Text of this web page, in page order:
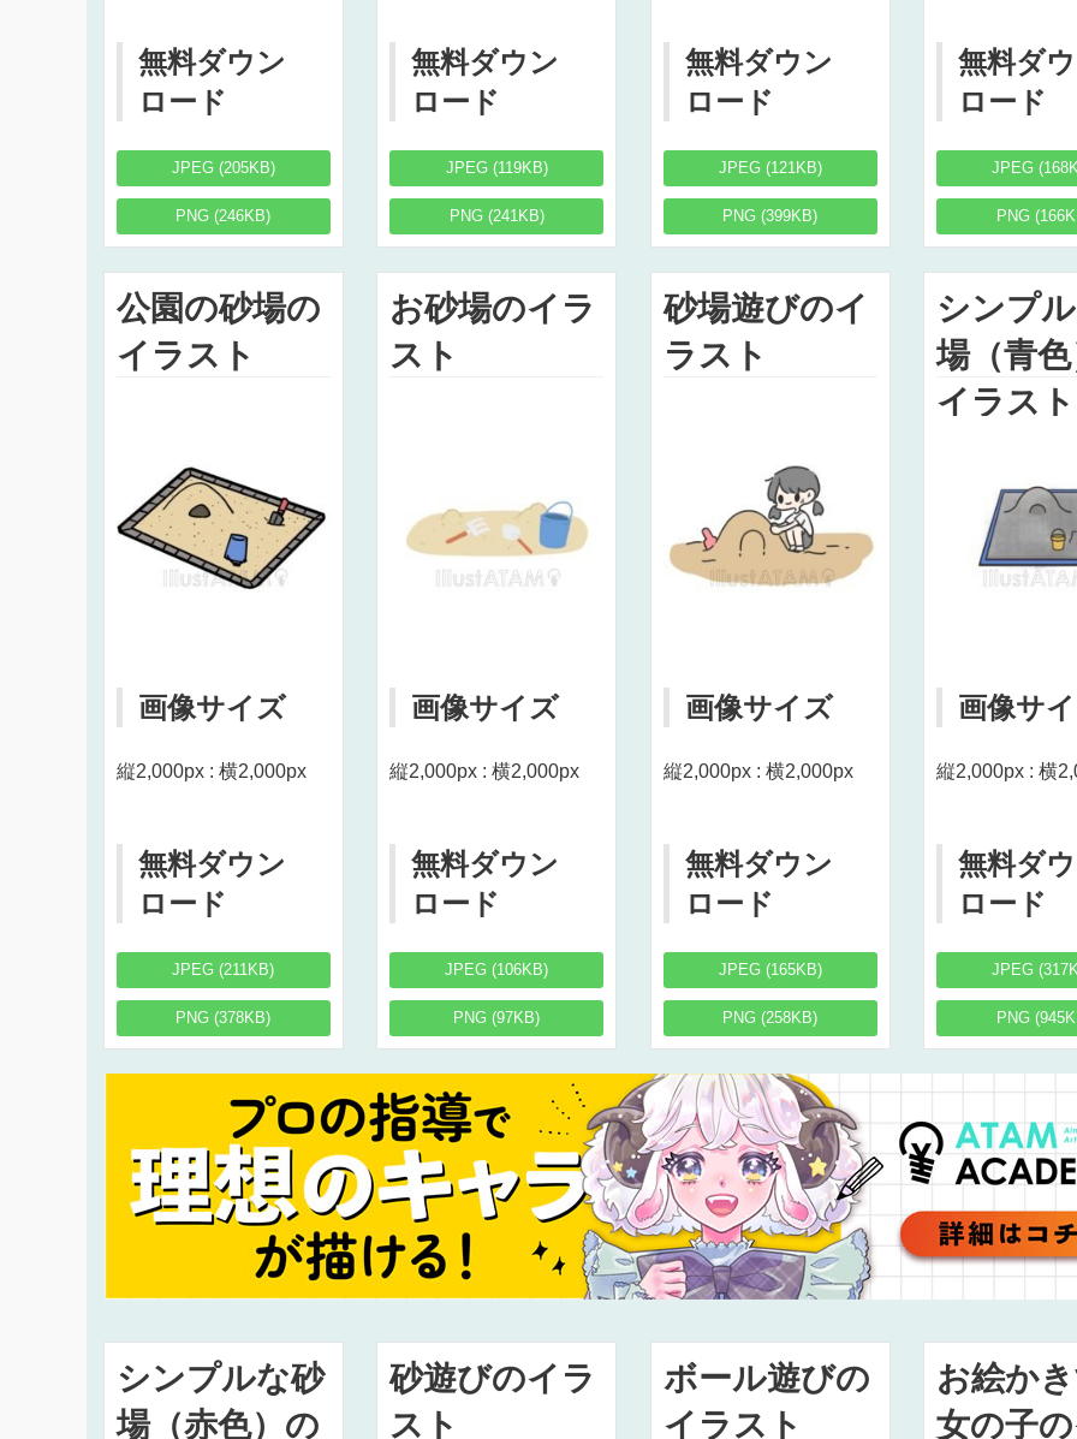
無料ダウン
ロード
JPEG (205KB)
PNG (246KB)
無料ダウン
ロード
JPEG (119KB)
PNG (241KB)
無料ダウン
ロード
JPEG (121KB)
PNG (399KB)
無料ダ
ロード
JPEG
PNG
公園の砂場の
イラスト
画像サイズ
縦2,000px : 横2,000px
無料ダウン
ロード
JPEG (211KB)
PNG (378KB)
お砂場のイラ
スト
画像サイズ
縦2,000px : 横2,000px
無料ダウン
ロード
JPEG (106KB)
PNG (97KB)
砂場遊びのイ
ラスト
画像サイズ
縦2,000px : 横2,000px
無料ダウン
ロード
JPEG (165KB)
PNG (258KB)
シンプ
場（青
イラスト
画像サ
縦2,000px : 横
無料ダ
ロード
JPEG
PNG
シンプルな砂
場（赤色）の
砂遊びのイラ
スト
ボール遊びの
イラスト
お絵か
女の子